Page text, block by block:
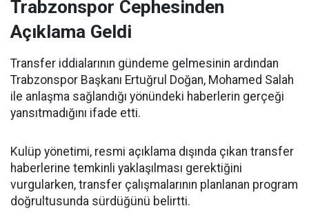
Trabzonspor Cephesinden
Açıklama Geldi
Transfer iddialarının gündeme gelmesinin ardından
Trabzonspor Başkanı Ertuğrul Doğan, Mohamed Salah
ile anlaşma sağlandığı yönündeki haberlerin gerçeği
yansıtmadığını ifade etti.
Kulüp yönetimi, resmi açıklama dışında çıkan transfer
haberlerine temkinli yaklaşılması gerektiğini
vurgularken, transfer çalışmalarının planlanan program
doğrultusunda sürdüğünü belirtti.